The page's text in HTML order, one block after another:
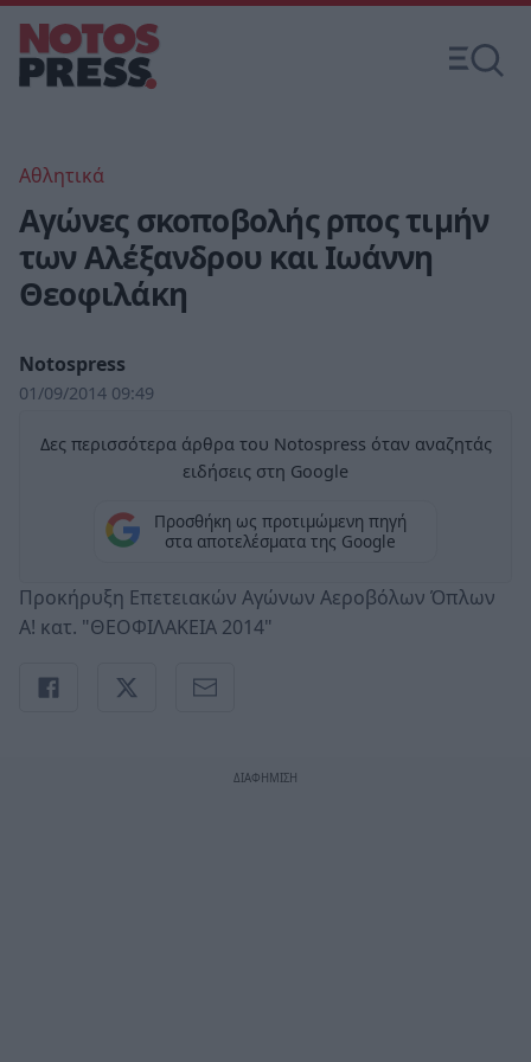
Αθλητικά
Αγώνες σκοποβολής ρπος τιμήν
των Αλέξανδρου και Ιωάννη
Θεοφιλάκη
Notospress
01/09/2014 09:49
Δες περισσότερα άρθρα του Notospress όταν αναζητάς
ειδήσεις στη Google
Προσθήκη ως προτιμώμενη πηγή
στα αποτελέσματα της Google
Προκήρυξη Επετειακών Αγώνων Αεροβόλων Όπλων
Α! κατ. "ΘΕΟΦΙΛΑΚΕΙΑ 2014"